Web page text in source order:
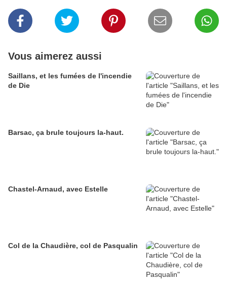
Vous aimerez aussi
Saillans, et les fumées de l'incendie
de Die
Barsac, ça brule toujours la-haut.
Chastel-Arnaud, avec Estelle
Col de la Chaudière, col de Pasqualin